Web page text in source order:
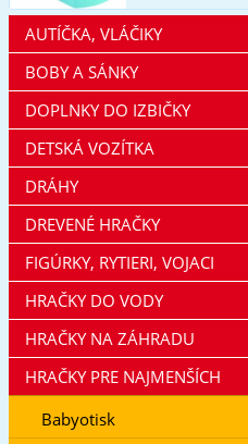
AUTÍČKA, VLÁČIKY
BOBY A SÁNKY
DOPLNKY DO IZBIČKY
DETSKÁ VOZÍTKA
DRÁHY
DREVENÉ HRAČKY
FIGÚRKY, RYTIERI, VOJACI
HRAČKY DO VODY
HRAČKY NA ZÁHRADU
HRAČKY PRE NAJMENŠÍCH
Babyotisk